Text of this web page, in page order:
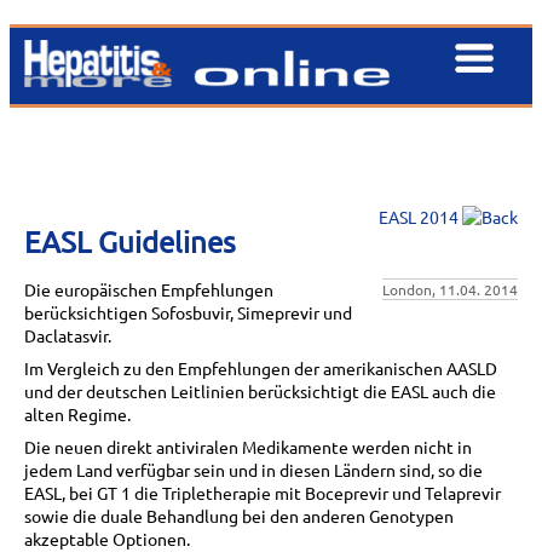
EASL 2014
EASL Guidelines
London, 11.04. 2014
Die europäischen Empfehlungen
berücksichtigen Sofosbuvir, Simeprevir und
Daclatasvir.
Im Vergleich zu den Empfehlungen der amerikanischen AASLD
und der deutschen Leitlinien berücksichtigt die EASL auch die
alten Regime.
Die neuen direkt antiviralen Medikamente werden nicht in
jedem Land verfügbar sein und in diesen Ländern sind, so die
EASL, bei GT 1 die Tripletherapie mit Boceprevir und Telaprevir
sowie die duale Behandlung bei den anderen Genotypen
akzeptable Optionen.